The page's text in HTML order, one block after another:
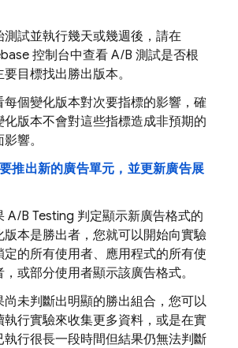
測試並執行幾天或幾週後，請在
控制台中查看 A/B 測試是否根
要目標找出勝出版本。
每個變化版本對次要指標的影響，確
化版本不會對這些指標造成非預期的
響。
推出新的廣告單元，並更新廣告展
A/B Testing 判定顯示新廣告格式的
版本是勝出者，您就可以開始向實驗
定的所有使用者、應用程式的所有使
，或部分使用者顯示該廣告格式。
尚未判斷出明顯的勝出組合，您可以
執行實驗來收集更多資料，或是在實
執行很長一段時間但結果仍無法判斷